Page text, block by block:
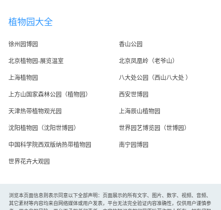
植物园大全
徐州园博园 香山公园
北京植物园-展览温室 北京凤凰岭（老爷山）
上海植物园 八大处公园（西山八大处 ）
上方山国家森林公园（植物园） 西安世博园
天津热带植物观光园 上海辰山植物园
沈阳植物园（沈阳世博园） 世界园艺博览园（世博园）
中国科学院西双版纳热带植物园 南宁园博园
世界花卉大观园
浏览本页面信息则表示同意以下全部声明：页面展示的所有文字、图片、数字、视频、音频、
其它素材等内容均来自网络媒体或用户发表，平台无法完全验证内容准确性，仅供用户谨慎参